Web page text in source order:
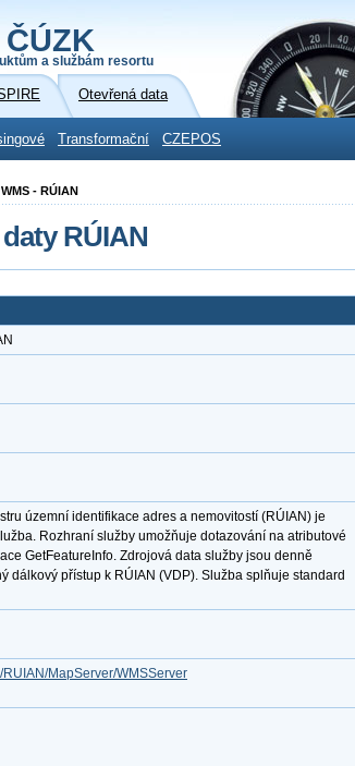
a službám resortu
Otevřená data
Transformační CZEPOS
- RÚIAN
RÚIAN
územní identifikace adres a nemovitostí (RÚIAN) je
Rozhraní služby umožňuje dotazování na atributové
GetFeatureInfo. Zdrojová data služby jsou denně
dálkový přístup k RÚIAN (VDP). Služba splňuje standard
MapServer/WMSServer